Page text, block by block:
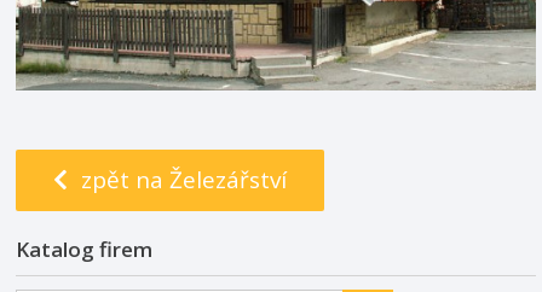
zpět na Železářství
Katalog firem